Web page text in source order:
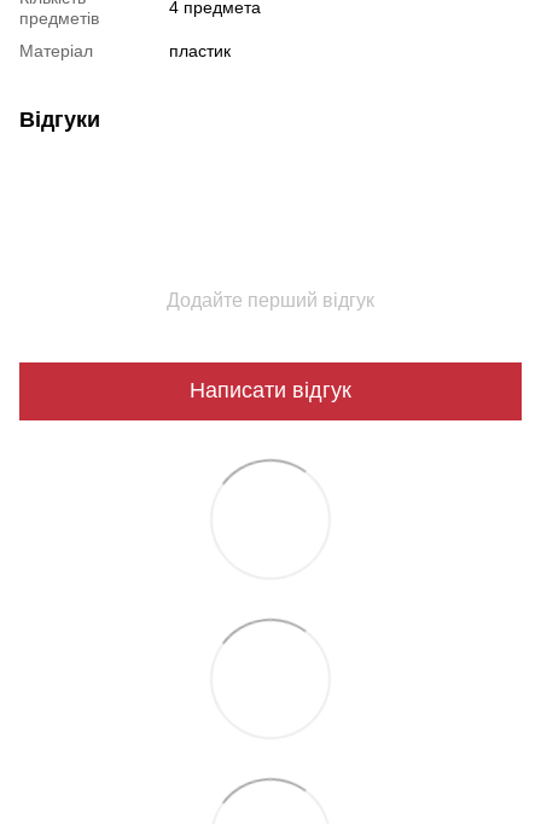
предметів
4 предмета
Матеріал пластик
Відгуки
Додайте перший відгук
Написати відгук